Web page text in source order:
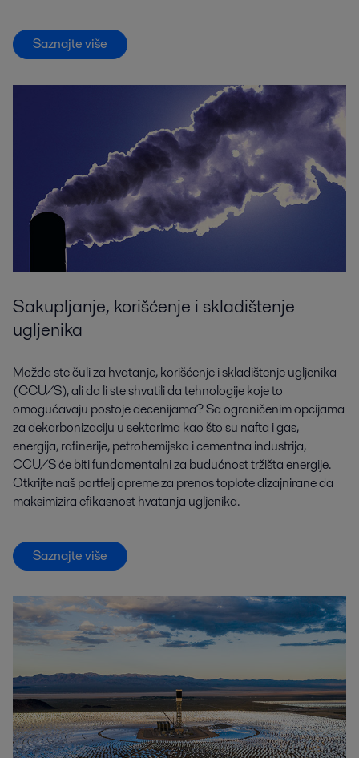
Saznajte više
Sakupljanje, korišćenje i skladištenje
ugljenika
Možda ste čuli za hvatanje, korišćenje i skladištenje ugljenika
(CCU/S), ali da li ste shvatili da tehnologije koje to
omogućavaju postoje decenijama? Sa ograničenim opcijama
za dekarbonizaciju u sektorima kao što su nafta i gas,
energija, rafinerije, petrohemijska i cementna industrija,
CCU/S će biti fundamentalni za budućnost tržišta energije.
Otkrijte naš portfelj opreme za prenos toplote dizajnirane da
maksimizira efikasnost hvatanja ugljenika.
Saznajte više